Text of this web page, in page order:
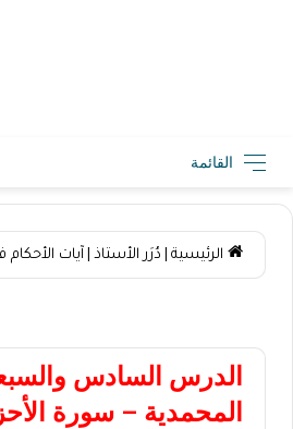
القائمة
الرئيسية دُرَر الأستاذ آيات الأحكام
الدرس السادس
المحمدية – سورة